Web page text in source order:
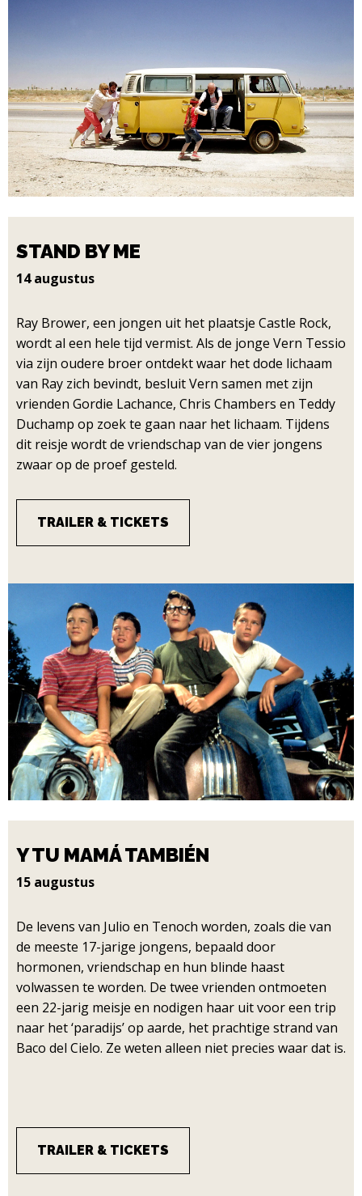
STAND BY ME
14 augustus
Ray Brower, een jongen uit het plaatsje Castle Rock,
wordt al een hele tijd vermist. Als de jonge Vern Tessio
via zijn oudere broer ontdekt waar het dode lichaam
van Ray zich bevindt, besluit Vern samen met zijn
vrienden Gordie Lachance, Chris Chambers en Teddy
Duchamp op zoek te gaan naar het lichaam. Tijdens
dit reisje wordt de vriendschap van de vier jongens
zwaar op de proef gesteld.
TRAILER & TICKETS
Y TU MAMÁ TAMBIÉN
15 augustus
De levens van Julio en Tenoch worden, zoals die van
de meeste 17-jarige jongens, bepaald door
hormonen, vriendschap en hun blinde haast
volwassen te worden. De twee vrienden ontmoeten
een 22-jarig meisje en nodigen haar uit voor een trip
naar het ‘paradijs’ op aarde, het prachtige strand van
Baco del Cielo. Ze weten alleen niet precies waar dat is.
TRAILER & TICKETS